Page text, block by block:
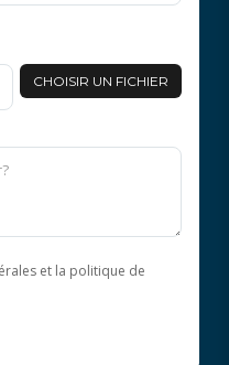
CHOISIR UN FICHIER
et la politique de